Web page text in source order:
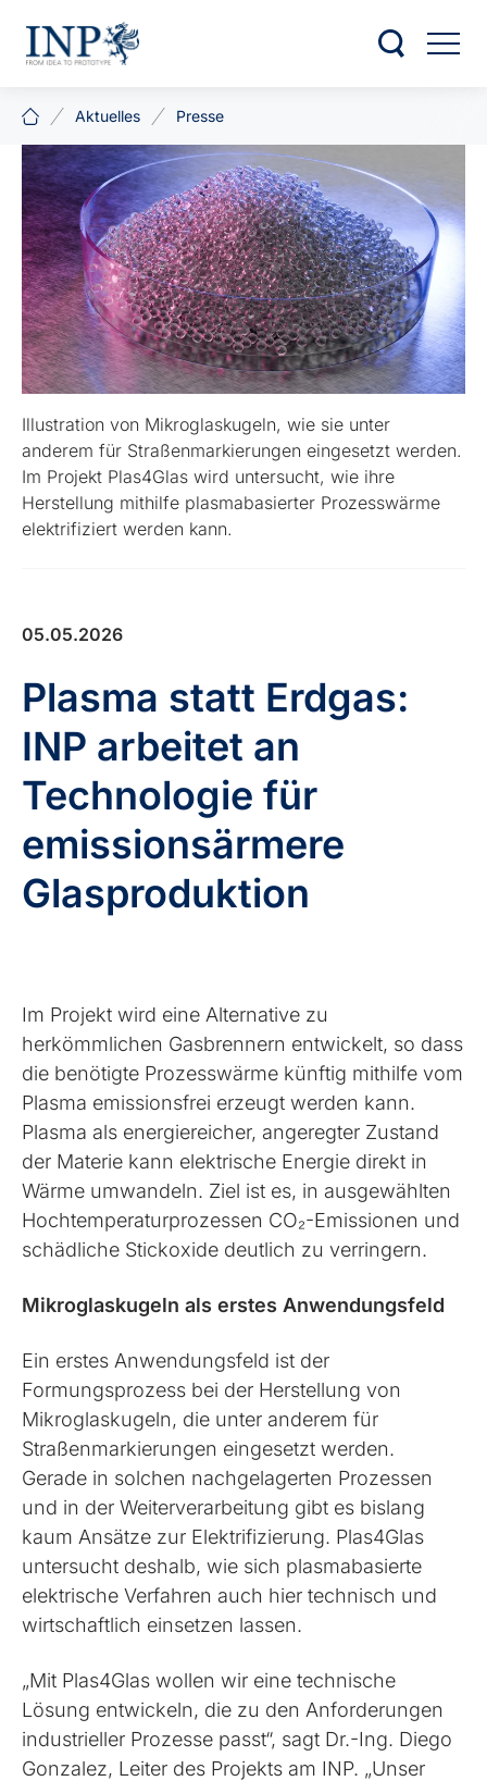
Aktuelles Presse
Illustration von Mikroglaskugeln, wie sie unter
anderem für Straßenmarkierungen eingesetzt werden.
Im Projekt Plas4Glas wird untersucht, wie ihre
Herstellung mithilfe plasmabasierter Prozesswärme
elektrifiziert werden kann.
05.05.2026
Plasma statt Erdgas:
INP arbeitet an
Technologie für
emissionsärmere
Glasproduktion
Im Projekt wird eine Alternative zu
herkömmlichen Gasbrennern entwickelt, so dass
die benötigte Prozesswärme künftig mithilfe vom
Plasma emissionsfrei erzeugt werden kann.
Plasma als energiereicher, angeregter Zustand
der Materie kann elektrische Energie direkt in
Wärme umwandeln. Ziel ist es, in ausgewählten
Hochtemperaturprozessen CO₂-Emissionen und
schädliche Stickoxide deutlich zu verringern.
Mikroglaskugeln als erstes Anwendungsfeld
Ein erstes Anwendungsfeld ist der
Formungsprozess bei der Herstellung von
Mikroglaskugeln, die unter anderem für
Straßenmarkierungen eingesetzt werden.
Gerade in solchen nachgelagerten Prozessen
und in der Weiterverarbeitung gibt es bislang
kaum Ansätze zur Elektrifizierung. Plas4Glas
untersucht deshalb, wie sich plasmabasierte
elektrische Verfahren auch hier technisch und
wirtschaftlich einsetzen lassen.
„Mit Plas4Glas wollen wir eine technische
Lösung entwickeln, die zu den Anforderungen
industrieller Prozesse passt“, sagt Dr.-Ing. Diego
Gonzalez, Leiter des Projekts am INP. „Unser